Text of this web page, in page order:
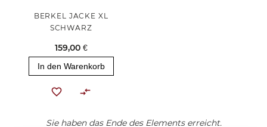
BERKEL JACKE XL
SCHWARZ
159,00 €
In den Warenkorb
Sie haben das Ende des Elements erreicht.